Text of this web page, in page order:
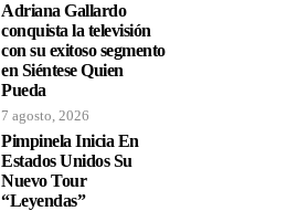
Adriana Gallardo
conquista la televisión
con su exitoso segmento
en Siéntese Quien
Pueda
7 agosto, 2026
Pimpinela Inicia En
Estados Unidos Su
Nuevo Tour
“Leyendas”